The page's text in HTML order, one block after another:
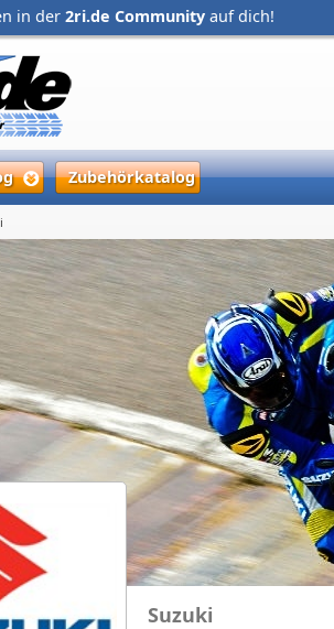
in der 2ri.de Community auf dich!
Zubehörkatalog
Suzuki